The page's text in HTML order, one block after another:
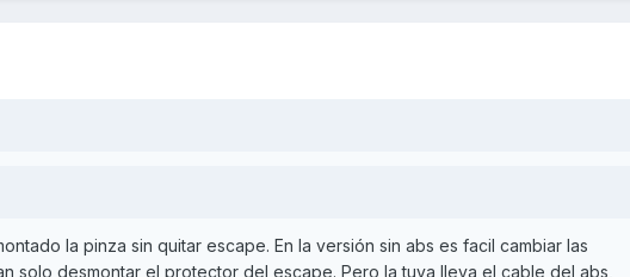
la pinza sin quitar escape. En la versión sin abs es facil cambiar las
solo desmontar el protector del escape. Pero la tuya lleva el cable del abs,